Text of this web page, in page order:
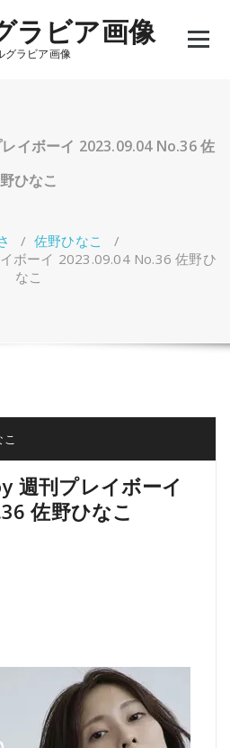
ラビア画像
グラビア画像
イボーイ 2023.09.04 No.36 佐
野ひなこ
/ 佐野ひなこ
/
ボーイ 2023.09.04 No.36 佐野ひ
なこ
週刊プレイボーイ
佐野ひなこ